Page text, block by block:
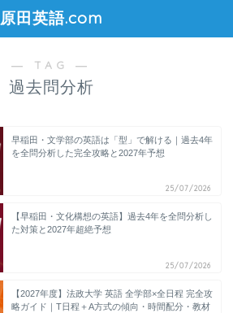
原田英語.com
― TAG ―
過去問分析
早稲田・文学部の英語は「型」で解ける｜過去4年
を全問分析した完全攻略と2027年予想
25/07/2026
【早稲田・文化構想の英語】過去4年を全問分析し
た対策と2027年超絶予想
25/07/2026
【2027年度】法政大学 英語 全学部×全日程 完全攻
略ガイド｜T日程＋A方式の傾向・時間配分・教材